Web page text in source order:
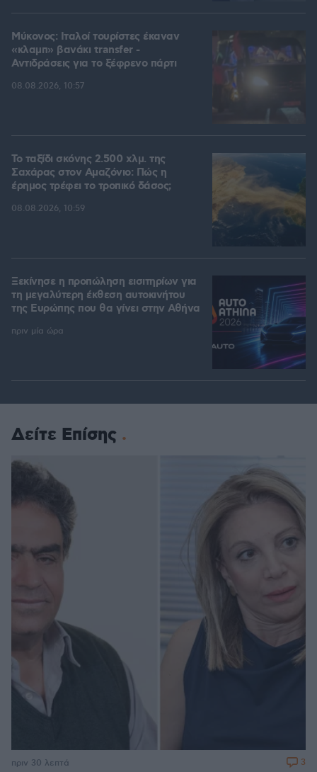
Μύκονος: Ιταλοί τουρίστες έκαναν
«κλαμπ» βανάκι transfer -
Αντιδράσεις για το ξέφρενο πάρτι
08.08.2026, 10:57
Το ταξίδι σκόνης 2.500 χλμ. της
Σαχάρας στον Αμαζόνιο: Πώς η
έρημος τρέφει το τροπικό δάσος;
08.08.2026, 10:59
Ξεκίνησε η προπώληση εισιτηρίων για
τη μεγαλύτερη έκθεση αυτοκινήτου
της Ευρώπης που θα γίνει στην Αθήνα
πριν μία ώρα
Δείτε Επίσης
πριν 30 λεπτά 3